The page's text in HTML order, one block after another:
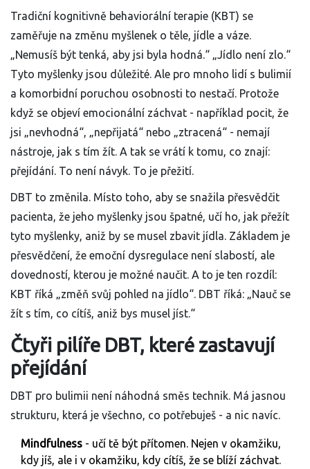
Tradiční kognitivně behaviorální terapie (KBT) se
zaměřuje na změnu myšlenek o těle, jídle a váze.
„Nemusíš být tenká, aby jsi byla hodná.“ „Jídlo není zlo.“
Tyto myšlenky jsou důležité. Ale pro mnoho lidí s bulimií
a komorbidní poruchou osobnosti to nestačí. Protože
když se objeví emocionální záchvat - například pocit, že
jsi „nevhodná“, „nepřijatá“ nebo „ztracená“ - nemají
nástroje, jak s tím žít. A tak se vrátí k tomu, co znají:
přejídání. To není návyk. To je přežití.
DBT to změnila. Místo toho, aby se snažila přesvědčit
pacienta, že jeho myšlenky jsou špatné, učí ho, jak přežít
tyto myšlenky, aniž by se musel zbavit jídla. Základem je
přesvědčení, že emoční dysregulace není slabostí, ale
dovedností, kterou je možné naučit. A to je ten rozdíl:
KBT říká „změň svůj pohled na jídlo“. DBT říká: „Nauč se
žít s tím, co cítíš, aniž bys musel jíst.“
Čtyři pilíře DBT, které zastavují
přejídání
DBT pro bulimii není náhodná směs technik. Má jasnou
strukturu, která je všechno, co potřebuješ - a nic navíc.
Mindfulness - učí tě být přítomen. Nejen v okamžiku,
kdy jíš, ale i v okamžiku, kdy cítíš, že se blíží záchvat.